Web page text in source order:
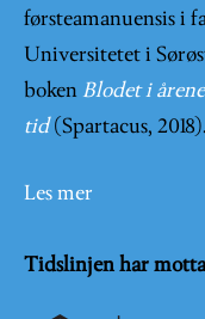
førsteamanuensis i
Universitetet i
boken Blodet i
tid (Spartacus, 2018).
Les mer
Tidslinjen har